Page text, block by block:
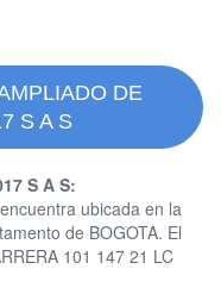
DE
S A S
S A S:
ubicada en la
de BOGOTA. El
101 147 21 LC